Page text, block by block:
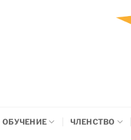
ОБУЧЕНИЕ ЧЛЕНСТВО